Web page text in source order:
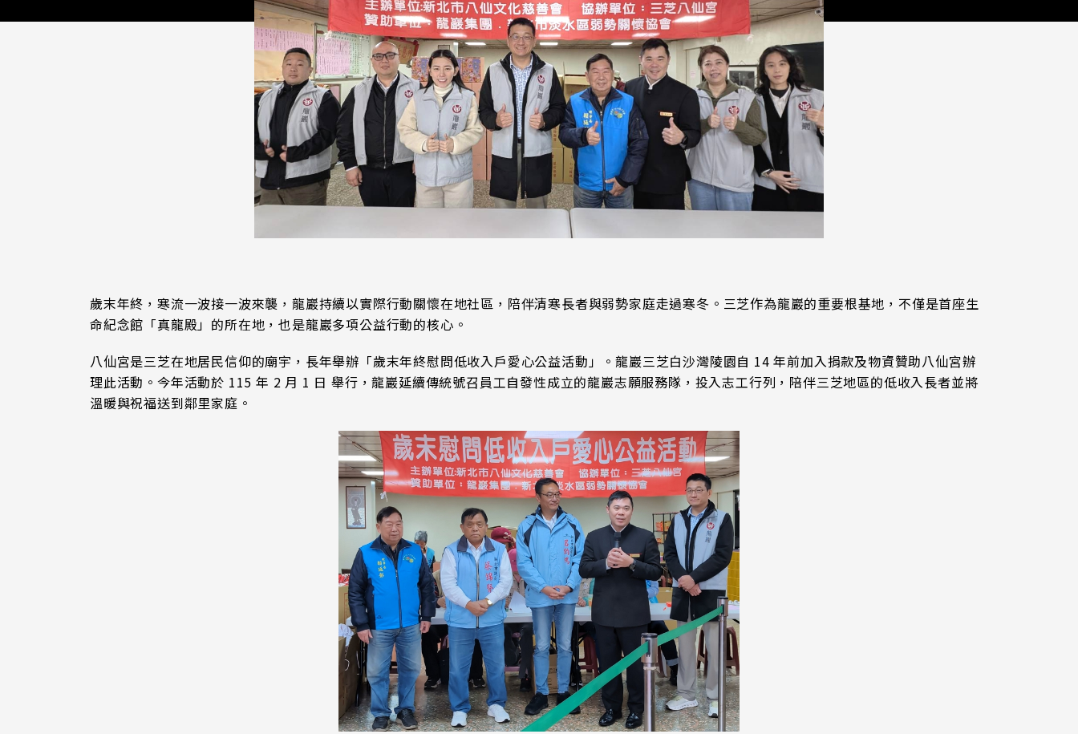
歲末年終，寒流一波接一波來襲，龍巖持續以實際行動關懷在地社區，陪伴清寒長者與弱勢家庭走過寒冬。三芝作為龍巖的重要根基地，不僅是首座生
命紀念館「真龍殿」的所在地，也是龍巖多項公益行動的核心。
八仙宮是三芝在地居民信仰的廟宇，長年舉辦「歲末年終慰問低收入戶愛心公益活動」。龍巖三芝白沙灣陵園自 14 年前加入捐款及物資贊助八仙宮辦
理此活動。今年活動於 115 年 2 月 1 日 舉行，龍巖延續傳統號召員工自發性成立的龍巖志願服務隊，投入志工行列，陪伴三芝地區的低收入長者並將
溫暖與祝福送到鄰里家庭。